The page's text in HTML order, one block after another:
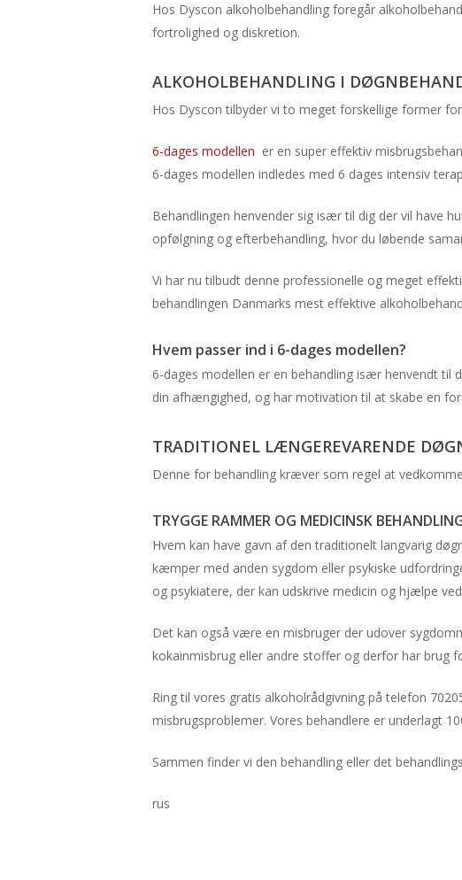
Hos Dyscon alkoholbehandling foregår
fortrolighed og diskretion.
ALKOHOLBEHANDLING I
Hos Dyscon tilbyder vi to meget forskellige former
6-dages modellen er en super effektiv
6-dages modellen indledes med 6 dages intensiv
Behandlingen henvender sig især til dig der vil have
opfølgning og efterbehandling, hvor du løbende
Vi har nu tilbudt denne professionelle og meget
behandlingen Danmarks mest effektive
Hvem passer ind i 6-dages modellen?
6-dages modellen er en behandling især henvendt til
din afhængighed, og har motivation til at skabe en
TRADITIONEL LÆNGEREVARENDE
Denne for behandling kræver som regel at
TRYGGE RAMMER OG MEDICINSK
Hvem kan have gavn af den traditionelt langvarig
kæmper med anden sygdom eller psykiske
og psykiatere, der kan udskrive medicin og hjælpe
Det kan også være en misbruger der udover
kokainmisbrug eller andre stoffer og derfor har brug
Ring til vores gratis alkoholrådgivning på telefon
misbrugsproblemer. Vores behandlere er underlagt
Sammen finder vi den behandling eller det
rus